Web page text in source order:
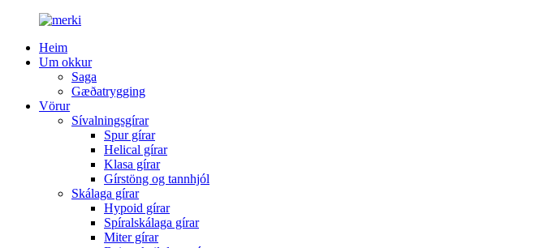
Heim
Um okkur
Saga
Gæðatrygging
Vörur
Sívalningsgírar
Spur gírar
Helical gírar
Klasa gírar
Gírstöng og tannhjól
Skálaga gírar
Hypoid gírar
Spíralskálaga gírar
Miter gírar